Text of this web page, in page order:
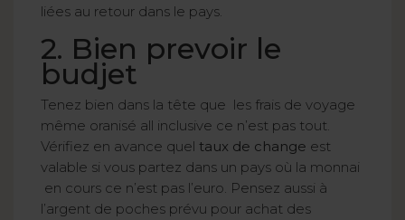
liées au retour dans le pays.
2. Bien prevoir le
budjet
Tenez bien dans la tête que les frais de voyage
même oranisé all inclusive ce n’est pas tout.
Vérifiez en avance quel taux de change est
valable si vous partez dans un pays où la monnai
en cours ce n’est pas l’euro. Pensez aussi à
l’argent de poches prévu pour achat des